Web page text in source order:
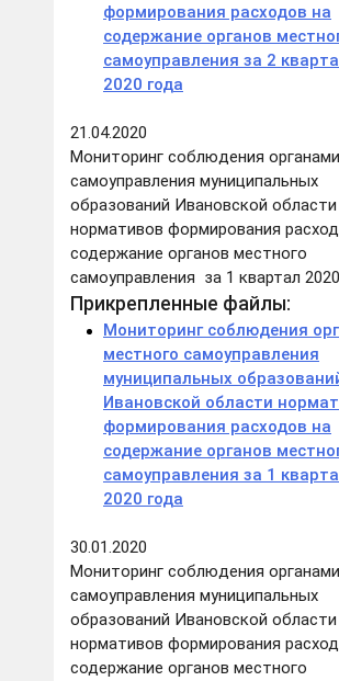
формирования расходов на
содержание органов
самоуправления за 2
2020 года
21.04.2020
Мониторинг соблюдения
самоуправления муниципальных
образований Ивановской области
нормативов формирования
содержание органов местного
самоуправления за 1 квартал
Прикрепленные файлы:
Мониторинг соблюдения
местного самоуправления
муниципальных
Ивановской области
формирования расходов на
содержание органов
самоуправления за 1
2020 года
30.01.2020
Мониторинг соблюдения
самоуправления муниципальных
образований Ивановской области
нормативов формирования
содержание органов местного